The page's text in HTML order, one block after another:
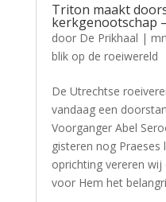
Triton maakt
kerkgenootschap
door De Prikhaal |
blik op de roeiwereld
De Utrechtse
vandaag een
Voorganger Abel
gisteren nog Praeses
oprichting vereren wij
voor Hem het